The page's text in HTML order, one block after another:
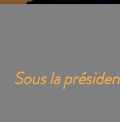
Sous la